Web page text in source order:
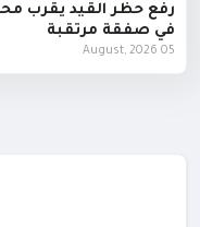
رفع حظر القيد يقرب
في صفقة مرتقبة
05 August, 2026